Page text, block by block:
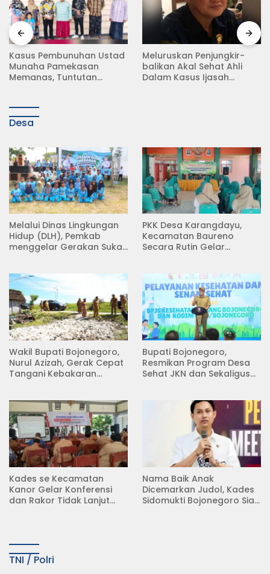
Meluruskan Penjungkir-
balikan Akal Sehat Ahli
Dalam Kasus Ijasah
Rampas Motor Tanpa
Surat Resmi, Modus Baru
Debt Collector di Jalan
Desa
Melalui Dinas Lingkungan
Hidup (DLH), Pemkab
menggelar Gerakan Suka
PKK Desa Karangdayu,
Kecamatan Baureno
Secara Rutin Gelar
Wakil Bupati Bojonegoro,
Nurul Azizah, Gerak Cepat
Tangani Kebakaran
Bupati Bojonegoro,
Resmikan Program Desa
Sehat JKN dan Sekaligus
Kades se Kecamatan
Kanor Gelar Konferensi
dan Rakor Tidak Lanjut
Nama Baik Anak
Dicemarkan Judol, Kades
Sidomukti Bojonegoro Siap
TNI / Polri